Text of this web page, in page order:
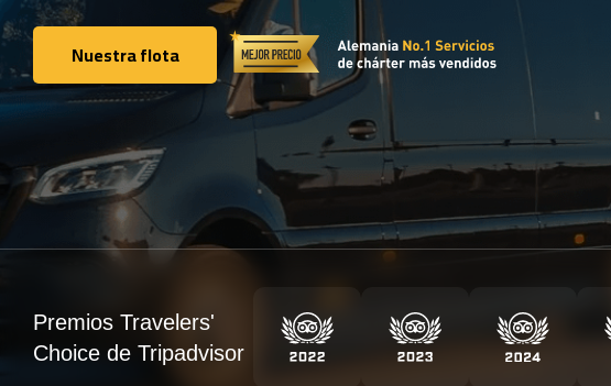
Nuestra flota
Nuestra flota
Premios Travelers'
Choice de Tripadvisor